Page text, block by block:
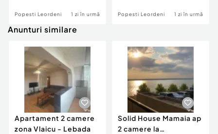
Popesti Leordeni 1 zi în urmă Popesti Leordeni 1 zi în urmă
Anunturi similare
Apartament 2 camere
zona Vlaicu - Lebada
Solid House Mamaia ap
2 camere la